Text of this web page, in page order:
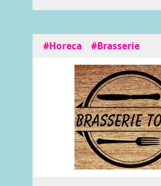
#Horeca #Brasserie